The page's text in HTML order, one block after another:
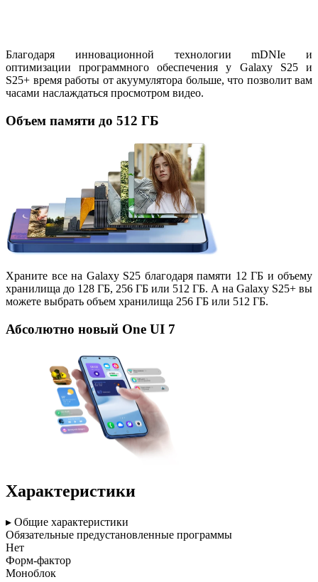
Благодаря инновационной технологии mDNIe и
оптимизации программного обеспечения у Galaxy S25 и
S25+ время работы от акуумулятора больше, что позволит вам
часами наслаждаться просмотром видео.
Объем памяти до 512 ГБ
Храните все на Galaxy S25 благодаря памяти 12 ГБ и объему
хранилища до 128 ГБ, 256 ГБ или 512 ГБ. А на Galaxy S25+ вы
можете выбрать объем хранилища 256 ГБ или 512 ГБ.
Абсолютно новый One UI 7
Характеристики
▸ Общие характеристики
Обязательные предустановленные программы
Нет
Форм-фактор
Моноблок